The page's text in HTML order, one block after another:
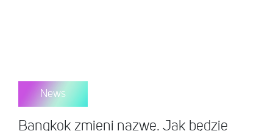
News
Bangkok zmieni nazwę. Jak będzie